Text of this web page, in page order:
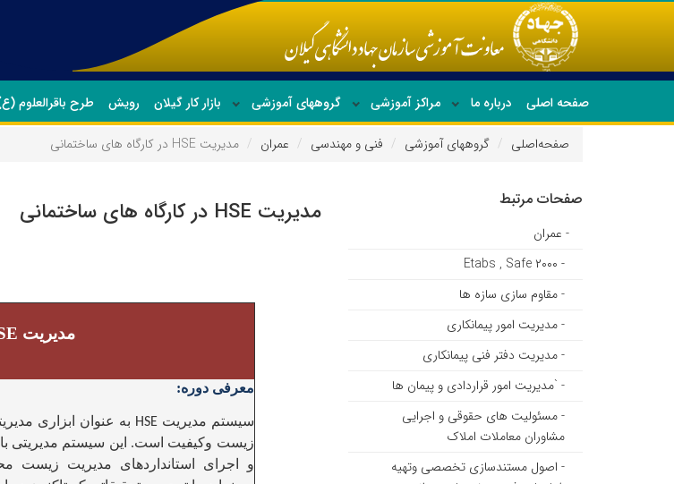
صفحه اصلی درباره ما مراکز آموزشی گروههای آموزشی بازار کار گیلان رویش طرح باقرالعلوم
جدیدترین دوره ها
صفحه‌اصلی گروههای آموزشی فنی و مهندسی عمران مدیریت HSE در کارگاه های ساختمانی
مدیریت HSE در کارگاه های ساختمانی
مدیریت
معرفی دوره:
سیستم مدیریت HSE
به عنوان ابزاری
زیست وکیفیت است. این سیستم مدیریتی
و اجرای استانداردهای مدیریت زیست
صفحات مرتبط
- عمران
- Etabs , Safe ۲۰۰۰
- مقاوم سازی سازه ها
- مدیریت امور پیمانکاری
- مدیریت دفتر فنی پیمانکاری
- `مدیریت امور قراردادی و پیمان ها
- مسئولیت های حقوقی و اجرایی
مشاوران معاملات املاک
- اصول مستندسازی تخصصی وتهیه